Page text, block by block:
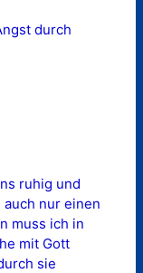
durch
ruhig und
nur einen
muss ich in
mit Gott
sie